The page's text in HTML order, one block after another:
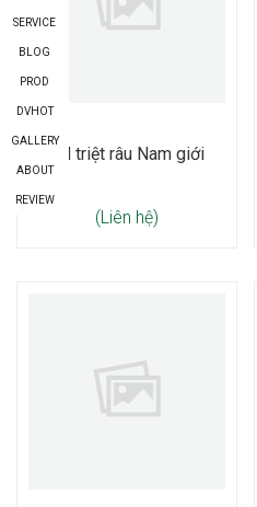
BH triệt râu Nam giới
(Liên hệ)
SERVICE
BLOG
PROD
DVHOT
GALLERY
ABOUT
REVIEW